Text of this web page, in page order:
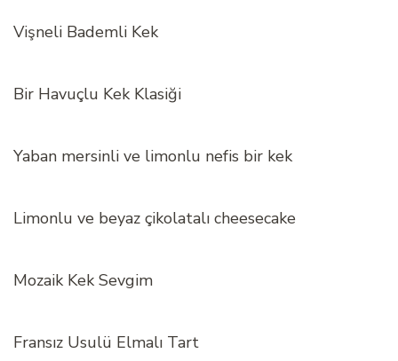
Vişneli Bademli Kek
Bir Havuçlu Kek Klasiği
Yaban mersinli ve limonlu nefis bir kek
Limonlu ve beyaz çikolatalı cheesecake
Mozaik Kek Sevgim
Fransız Usulü Elmalı Tart